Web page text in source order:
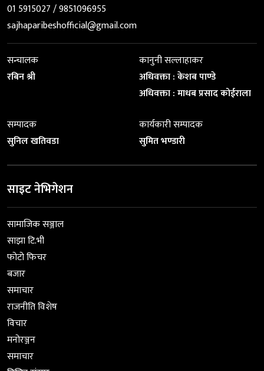
01 5915027 / 9851096955
sajhaparibeshofficial@gmail.com
सन्चालक
रबिन श्री
कानुनी सल्लाहाकर
अधिवक्ता : केशब पाण्डे
अधिवक्ता : माधब प्रसाद कोईराला
सम्पादक
सुनिल खतिवडा
कार्यकारी सम्पादक
सुमित भण्डारी
साइट नेभिगेशन
सामाजिक सञ्जाल
साझा टि.भी
फोटो फिचर
बजार
समाचार
राजनीति विशेष
विचार
मनोरञ्जन
समाचार